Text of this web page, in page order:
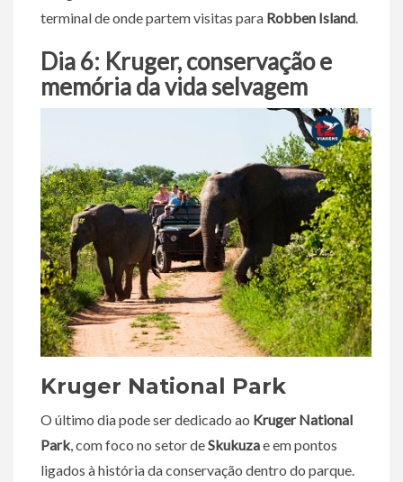
terminal de onde partem visitas para Robben Island.
Dia 6: Kruger, conservação e
memória da vida selvagem
Kruger National Park
O último dia pode ser dedicado ao Kruger National
Park, com foco no setor deSkukuzae em pontos
ligados à história da conservação dentro do parque.